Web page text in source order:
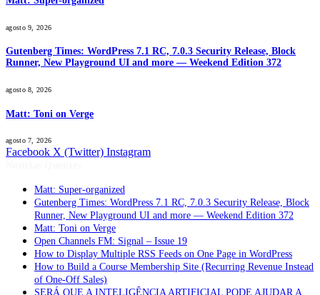
agosto 9, 2026
Gutenberg Times: WordPress 7.1 RC, 7.0.3 Security Release, Block
Runner, New Playground UI and more — Weekend Edition 372
agosto 8, 2026
Matt: Toni on Verge
agosto 7, 2026
Facebook X (Twitter) Instagram
Matt: Super-organized
Gutenberg Times: WordPress 7.1 RC, 7.0.3 Security Release, Block
Runner, New Playground UI and more — Weekend Edition 372
Matt: Toni on Verge
Open Channels FM: Signal – Issue 19
How to Display Multiple RSS Feeds on One Page in WordPress
How to Build a Course Membership Site (Recurring Revenue Instead
of One-Off Sales)
SERÁ QUE A INTELIGÊNCIA ARTIFICIAL PODE AJUDAR A